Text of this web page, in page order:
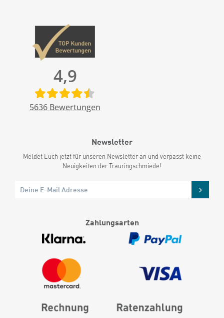
4,9
5636 Bewertungen
Newsletter
Meldet Euch jetzt für unseren Newsletter an und verpasst keine
Neuigkeiten der Trauringschmiede!
Zahlungsarten